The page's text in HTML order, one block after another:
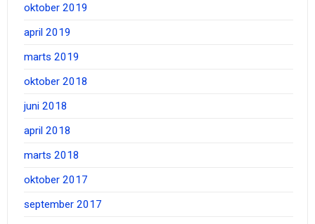
oktober 2019
april 2019
marts 2019
oktober 2018
juni 2018
april 2018
marts 2018
oktober 2017
september 2017